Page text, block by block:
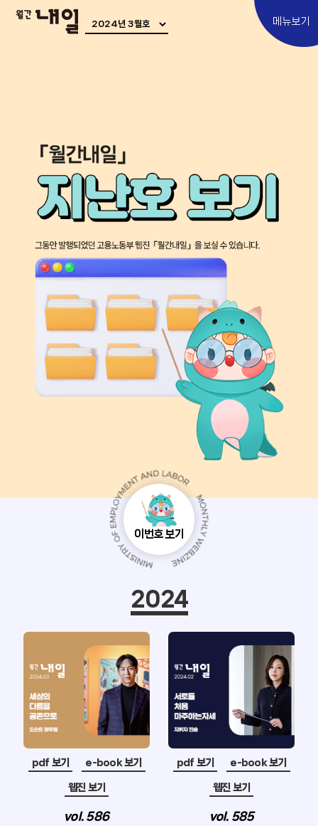
메뉴보기
어쩌다 우린
내일인터뷰
Move
고용아카이브
내일, 매일
인포그래픽으로 보는 정책
Wave
트렌드 프리뷰
내일, 체크
MOEL 뉴스
팩트풀니스
잡, MBTI
이벤트
독자 라운지
이번호 보기
2024
pdf 보기 e-book 보기
웹진 보기
vol. 586
pdf 보기 e-book 보기
웹진 보기
vol. 585